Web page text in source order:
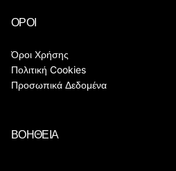
ΟΡΟΙ
Όροι Χρήσης
Πολιτική Cookies
Προσωπικά Δεδομένα
ΒΟΗΘΕΙΑ